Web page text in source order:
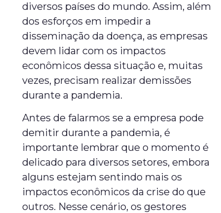
diversos países do mundo. Assim, além
dos esforços em impedir a
disseminação da doença, as empresas
devem lidar com os impactos
econômicos dessa situação e, muitas
vezes, precisam realizar demissões
durante a pandemia.
Antes de falarmos se a empresa pode
demitir durante a pandemia, é
importante lembrar que o momento é
delicado para diversos setores, embora
alguns estejam sentindo mais os
impactos econômicos da crise do que
outros. Nesse cenário, os gestores